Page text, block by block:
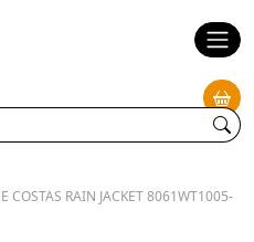
RAIN JACKET 8061WT1005-